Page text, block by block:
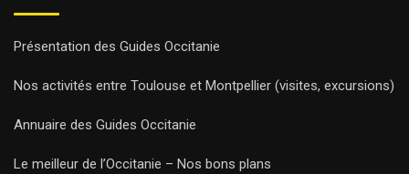
Présentation des Guides Occitanie
Nos activités entre Toulouse et Montpellier (visites, excursions)
Annuaire des Guides Occitanie
Le meilleur de l’Occitanie – Nos bons plans